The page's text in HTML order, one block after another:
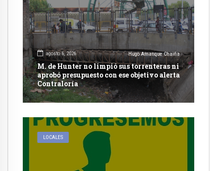
agosto 6, 2026 Hugo Amanque Chaiña
M. de Hunter no limpió sus torrenteras ni
aprobó presupuesto con ese objetivo alerta
Contraloría
LOCALES